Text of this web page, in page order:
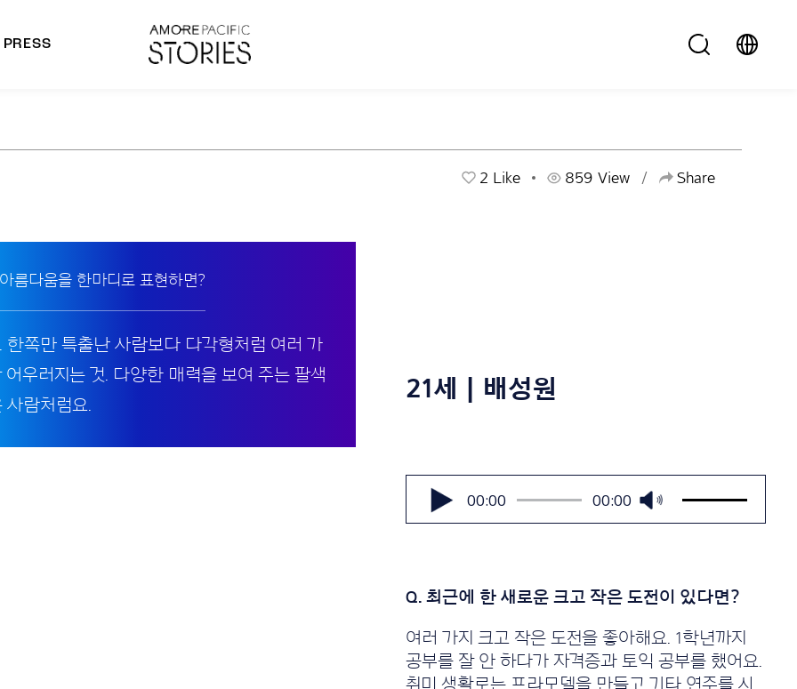
PRESS
2 Like 859 View Share
름다움을 한마디로 표현하면?
한쪽만 특출난 사람보다 다각형처럼 여러 가
어우러지는 것. 다양한 매력을 보여 주는 팔색
사람처럼요.
21세 | 배성원
이
00:00 00:00
볼
륨
높
줄
이
면
상/
하
화
여러 가지 크고 작은 도전을 좋아해요. 1학년까지
공부를 잘 안 하다가 자격증과 토익 공부를 했어요.
취미 생활로는 프라모델을 만들고 기타 연주를 시